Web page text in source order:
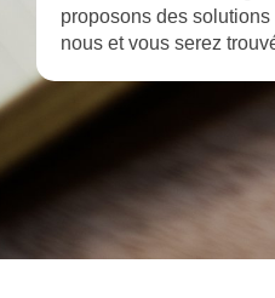
proposons des
nous et vous serez